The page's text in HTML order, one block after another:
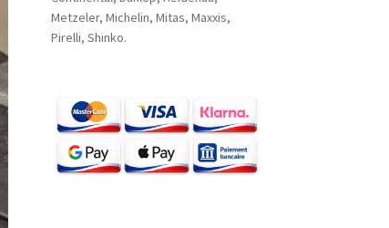
Metzeler, Michelin, Mitas, Maxxis,
Pirelli, Shinko.